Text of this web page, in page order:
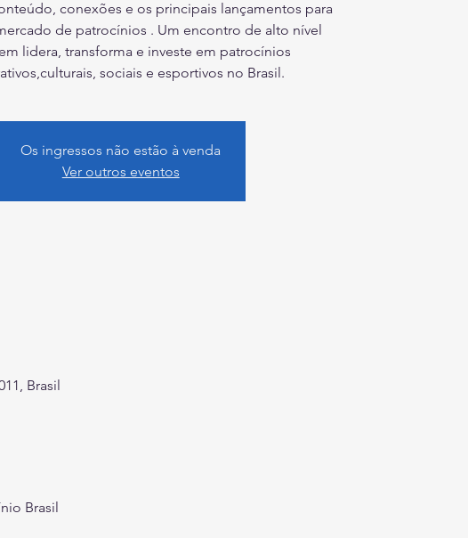
conexões e os principais lançamentos para
de patrocínios . Um encontro de alto nível
lidera, transforma e investe em patrocínios
sociais e esportivos no Brasil.
Os ingressos não estão à venda
Ver outros eventos
Brasil
Brasil